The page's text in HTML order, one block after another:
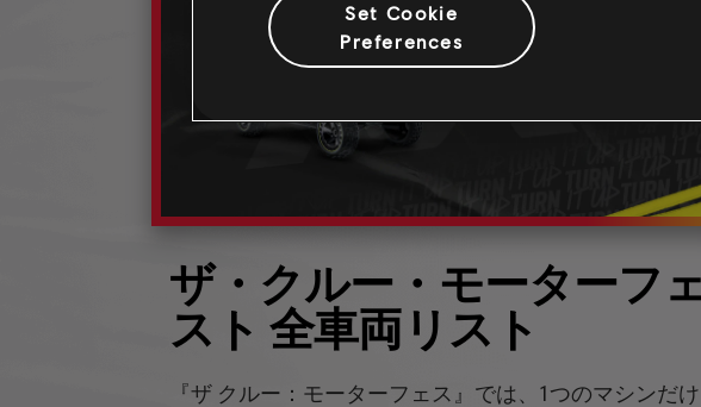
ザ・クルー・モーターフ
スト 全車両リスト
『ザ クルー：モーターフェス』では、1つのマシンだけ
Set Cookie
Preferences